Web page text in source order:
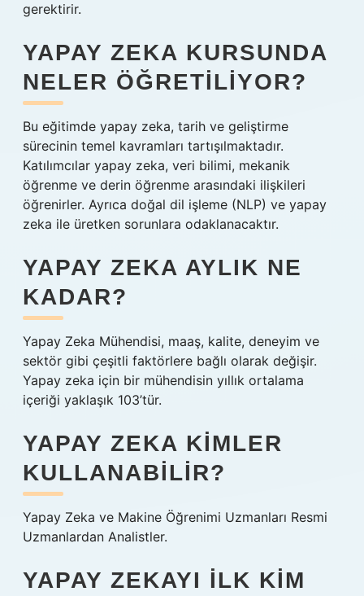
gerektirir.
YAPAY ZEKA KURSUNDA
NELER ÖĞRETILIYOR?
Bu eğitimde yapay zeka, tarih ve geliştirme
sürecinin temel kavramları tartışılmaktadır.
Katılımcılar yapay zeka, veri bilimi, mekanik
öğrenme ve derin öğrenme arasındaki ilişkileri
öğrenirler. Ayrıca doğal dil işleme (NLP) ve yapay
zeka ile üretken sorunlara odaklanacaktır.
YAPAY ZEKA AYLIK NE
KADAR?
Yapay Zeka Mühendisi, maaş, kalite, deneyim ve
sektör gibi çeşitli faktörlere bağlı olarak değişir.
Yapay zeka için bir mühendisin yıllık ortalama
içeriği yaklaşık 103’tür.
YAPAY ZEKA KIMLER
KULLANABILIR?
Yapay Zeka ve Makine Öğrenimi Uzmanları Resmi
Uzmanlardan Analistler.
YAPAY ZEKAYI ILK KIM